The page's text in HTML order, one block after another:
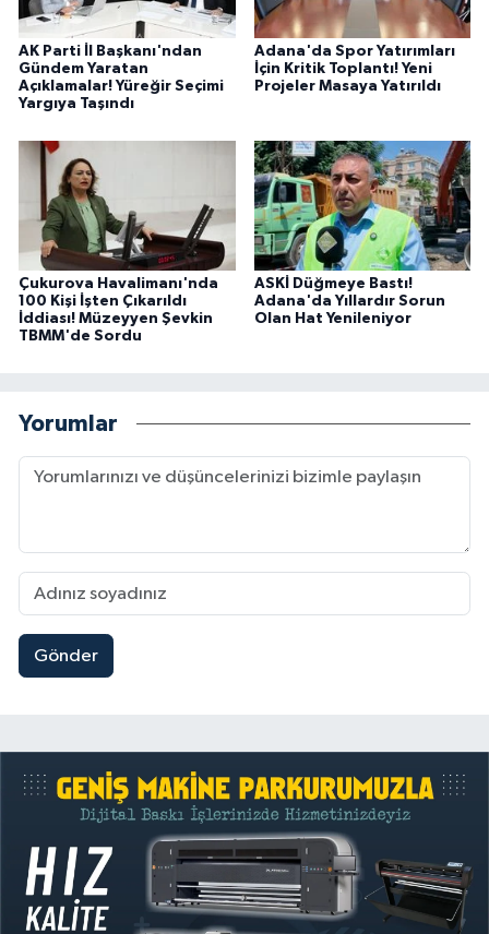
AK Parti İl Başkanı'ndan
Gündem Yaratan
Açıklamalar! Yüreğir Seçimi
Yargıya Taşındı
Adana'da Spor Yatırımları
İçin Kritik Toplantı! Yeni
Projeler Masaya Yatırıldı
Çukurova Havalimanı'nda
100 Kişi İşten Çıkarıldı
İddiası! Müzeyyen Şevkin
TBMM'de Sordu
ASKİ Düğmeye Bastı!
Adana'da Yıllardır Sorun
Olan Hat Yenileniyor
Yorumlar
Gönder